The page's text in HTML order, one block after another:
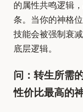
的属性共鸣逻辑
条。当你的神格
技能会被强制衰
底层逻辑。
问：转生所需
性价比最高的